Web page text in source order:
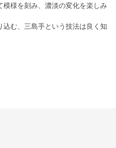
様を刻み、濃淡の変化を楽しみ
込む、三島手という技法は良く知